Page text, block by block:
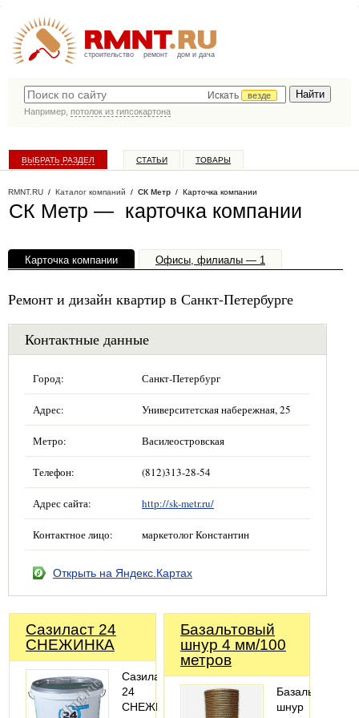
строительство ремонт дом и дача
Искать
везде
Например, потолок из гипсокартона
ВЫБРАТЬ РАЗДЕЛ СТАТЬИ ТОВАРЫ
RMNT.RU / Каталог компаний / СК Метр / Карточка компании
СК Метр — карточка компании
Карточка компании Офисы, филиалы — 1
Ремонт и дизайн квартир в Санкт-Петербурге
Контактные данные
Город: Санкт-Петербург
Адрес: Университетская набережная, 25
Метро: Василеостровская
Телефон: (812)313-28-54
Адрес сайта: http://sk-metr.ru/
Контактное лицо: маркетолог Константин
Открыть на Яндекс.Картах
Сазиласт 24
СНЕЖИНКА
Сазиласт
24
СНЕЖИНКА
Базальтовый
шнур 4 мм/100
метров
Базальтовый
шнур